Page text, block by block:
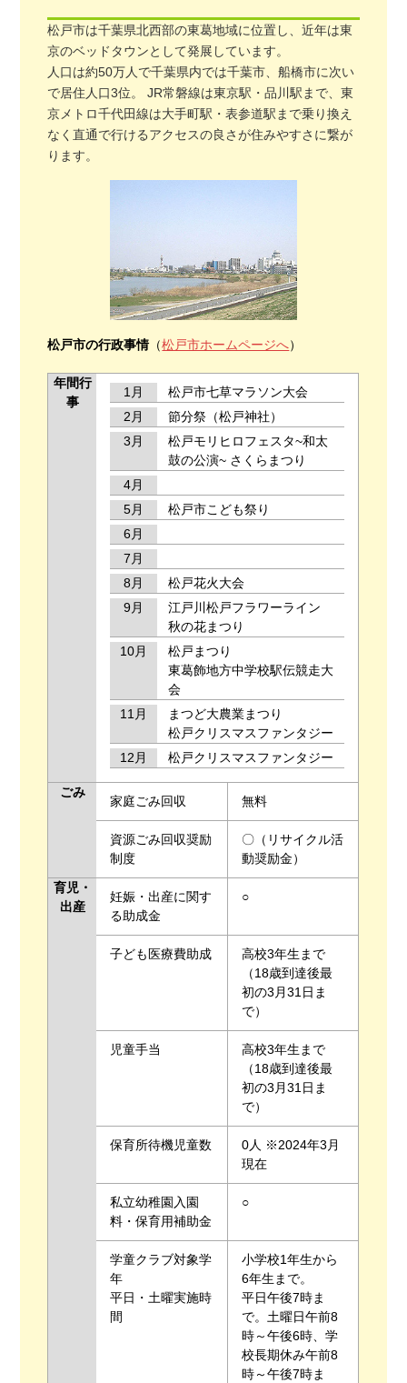
松戸市は千葉県北西部の東葛地域に位置し、近年は東
京のベッドタウンとして発展しています。
人口は約50万人で千葉県内では千葉市、船橋市に次い
で居住人口3位。 JR常磐線は東京駅・品川駅まで、東
京メトロ千代田線は大手町駅・表参道駅まで乗り換え
なく直通で行けるアクセスの良さが住みやすさに繋が
ります。
松戸市の行政事情（松戸市ホームページへ）
年間行
事
1月
松戸市七草マラソン大会
2月
節分祭（松戸神社）
3月
松戸モリヒロフェスタ~和太
鼓の公演~ さくらまつり
4月
5月
松戸市こども祭り
6月
7月
8月
松戸花火大会
9月
江戸川松戸フラワーライン
秋の花まつり
10月
松戸まつり
東葛飾地方中学校駅伝競走大
会
11月
まつど大農業まつり
松戸クリスマスファンタジー
12月
松戸クリスマスファンタジー
ごみ
家庭ごみ回収 無料
資源ごみ回収奨励
制度
〇（リサイクル活
動奨励金）
育児・
出産
妊娠・出産に関す
る助成金
○
子ども医療費助成
高校3年生まで
（18歳到達後最
初の3月31日ま
で）
児童手当
高校3年生まで
（18歳到達後最
初の3月31日ま
で）
保育所待機児童数
0人 ※2024年3月
現在
私立幼稚園入園
料・保育用補助金
○
学童クラブ対象学
年
平日・土曜実施時
間
小学校1年生から
6年生まで。
平日午後7時ま
で。土曜日午前8
時～午後6時、学
校長期休み午前8
時～午後7時ま